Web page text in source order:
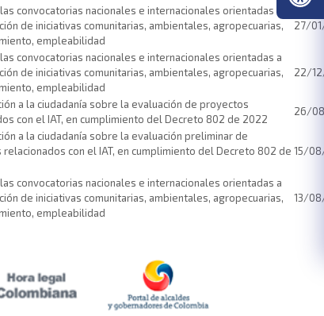
convocatorias nacionales e internacionales orientadas a
de iniciativas comunitarias, ambientales, agropecuarias,
empleabilidad
27/
las convocatorias nacionales e internacionales orientadas a
de iniciativas comunitarias, ambientales, agropecuarias,
empleabilidad
22/
a la ciudadanía sobre la evaluación de proyectos
con el IAT, en cumplimiento del Decreto 802 de 2022
26/
a la ciudadanía sobre la evaluación preliminar de
con el IAT, en cumplimiento del Decreto 802 de 15/
las convocatorias nacionales e internacionales orientadas a
de iniciativas comunitarias, ambientales, agropecuarias,
empleabilidad
13/